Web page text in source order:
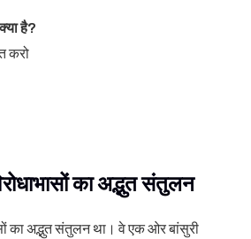
है?
करो
का अद्भुत संतुलन
का अद्भुत संतुलन था। वे एक ओर बांसुरी